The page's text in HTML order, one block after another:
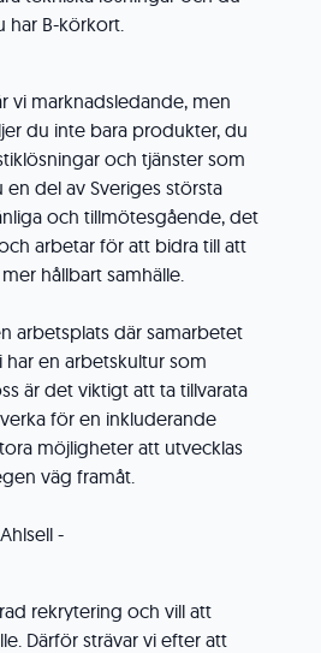
har B-körkort.
vi marknadsledande, men
du inte bara produkter, du
och tjänster som
del av Sveriges största
och tillmötesgående, det
arbetar för att bidra till att
hållbart samhälle.
arbetsplats där samarbetet
en arbetskultur som
är det viktigt att ta tillvarata
för en inkluderande
möjligheter att utvecklas
väg framåt.
-
rekrytering och vill att
Därför strävar vi efter att